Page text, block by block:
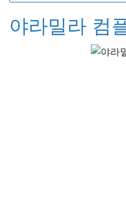
야라밀라 컴